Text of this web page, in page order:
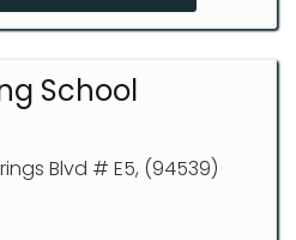
School
Blvd # E5, (94539)